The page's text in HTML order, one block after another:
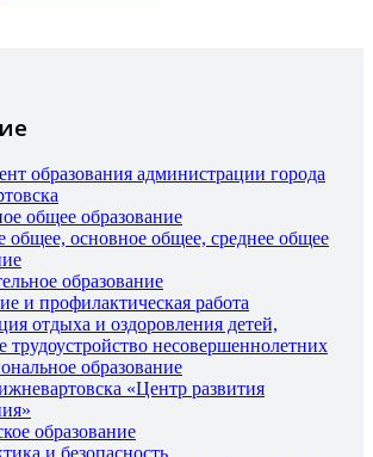
образования администрации города
общее образование
общее, основное общее, среднее общее
образование
и профилактическая работа
отдыха и оздоровления детей,
трудоустройство несовершеннолетних
образование
«Центр развития
образование